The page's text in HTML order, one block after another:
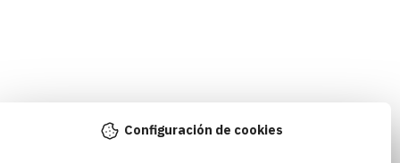
Configuración de cookies